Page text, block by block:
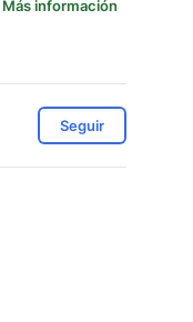
Más información
Seguir